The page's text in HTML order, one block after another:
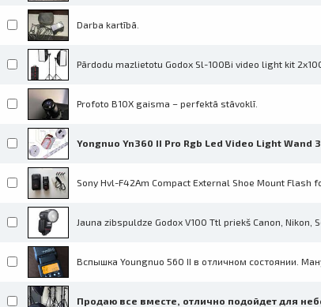
Darba kartībā.
Pārdodu mazlietotu Godox Sl-100Bi video light kit
Profoto B10X gaisma – perfektā stāvoklī.
Yongnuo Yn360 II Pro Rgb Led Video Light
Sony Hvl-F42Am Compact External Shoe Mount
Jauna zibspuldze Godox V100 Ttl priekš Canon,
Вспышка Youngnuo 560 II в отличном состоянии.
Продаю все вместе, отлично подойдет для